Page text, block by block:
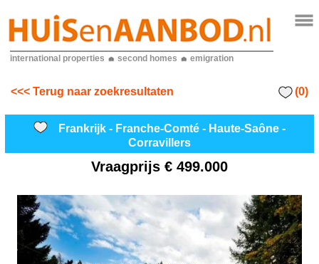
international properties second homes emigration
<<< Terug naar zoekresultaten (0)
Frankrijk - Franche-Comté - Haute-Saône -
Corravillers
Vraagprijs € 499.000